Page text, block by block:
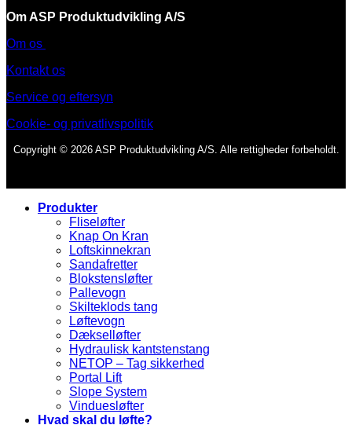
Om ASP Produktudvikling A/S
Om os
Kontakt os
Service og eftersyn
Cookie- og privatlivspolitik
Copyright © 2026 ASP Produktudvikling A/S. Alle rettigheder forbeholdt.
Produkter
Fliseløfter
Knap On Kran
Loftskinnekran
Sandafretter
Blokstensløfter
Pallevogn
Skilteklods tang
Løftevogn
Dækselløfter
Hydraulisk kantstenstang
NETOP – Tag sikkerhed
Portal Lift
Slope System
Vinduesløfter
Hvad skal du løfte?